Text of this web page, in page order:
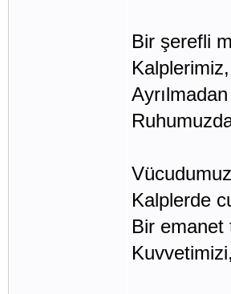
Bir şerefli
Kalplerde
Bir emanet